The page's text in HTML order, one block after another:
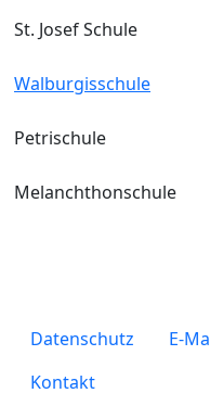
St. Josef Schule
Walburgisschule
Petrischule
Melanchthonschule
legals
Datenschutz E-
Kontakt